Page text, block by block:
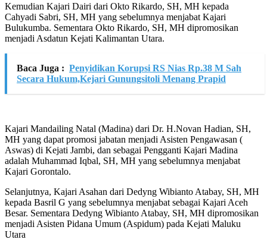
Kemudian Kajari Dairi dari Okto Rikardo, SH, MH kepada
Cahyadi Sabri, SH, MH yang sebelumnya menjabat Kajari
Bulukumba. Sementara Okto Rikardo, SH, MH dipromosikan
menjadi Asdatun Kejati Kalimantan Utara.
Baca Juga : Penyidikan Korupsi RS Nias Rp.38 M Sah
Secara Hukum,Kejari Gunungsitoli Menang Prapid
Kajari Mandailing Natal (Madina) dari Dr. H.Novan Hadian, SH,
MH yang dapat promosi jabatan menjadi Asisten Pengawasan (
Aswas) di Kejati Jambi, dan sebagai Pengganti Kajari Madina
adalah Muhammad Iqbal, SH, MH yang sebelumnya menjabat
Kajari Gorontalo.
Selanjutnya, Kajari Asahan dari Dedyng Wibianto Atabay, SH, MH
kepada Basril G yang sebelumnya menjabat sebagai Kajari Aceh
Besar. Sementara Dedyng Wibianto Atabay, SH, MH dipromosikan
menjadi Asisten Pidana Umum (Aspidum) pada Kejati Maluku
Utara